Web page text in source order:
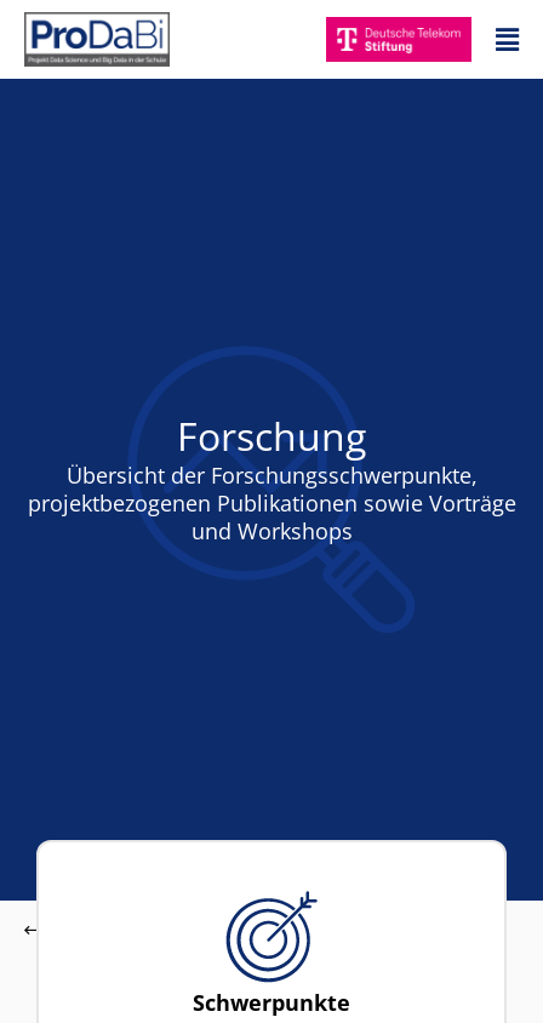
Zum
Inhalt
springen
Forschung
Übersicht der Forschungsschwerpunkte,
projektbezogenen Publikationen sowie Vorträge
und Workshops
Schwerpunkte